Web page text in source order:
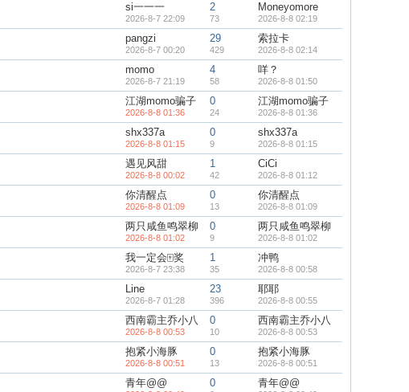
si一一一
2026-8-7 22:09
2
73
Moneyomore
2026-8-8 02:19
pangzi
2026-8-7 00:20
29
429
索拉卡
2026-8-8 02:14
momo
2026-8-7 21:19
4
58
咩？
2026-8-8 01:50
江湖momo骗子
2026-8-8 01:36
0
24
江湖momo骗子
2026-8-8 01:36
shx337a
2026-8-8 01:15
0
9
shx337a
2026-8-8 01:15
遇见风甜
2026-8-8 00:02
1
42
CiCi
2026-8-8 01:12
你清醒点
2026-8-8 01:09
0
13
你清醒点
2026-8-8 01:09
两只咸鱼鸣翠柳
2026-8-8 01:02
0
9
两只咸鱼鸣翠柳
2026-8-8 01:02
我一定会🀄奖
2026-8-7 23:38
1
35
冲鸭
2026-8-8 00:58
Line
2026-8-7 01:28
23
396
耶耶
2026-8-8 00:55
西南霸主乔小八
2026-8-8 00:53
0
10
西南霸主乔小八
2026-8-8 00:53
抱紧小海豚
2026-8-8 00:51
0
13
抱紧小海豚
2026-8-8 00:51
青年@@ 0 青年@@